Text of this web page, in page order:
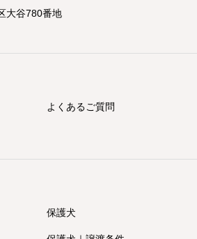
大谷780番地
よくあるご質問
保護犬